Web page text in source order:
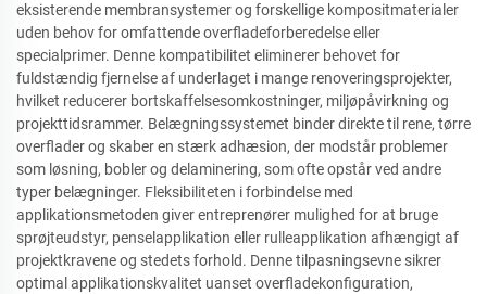
eksisterende membransystemer og forskellige kompositmaterialer
uden behov for omfattende overfladeforberedelse eller
specialprimer. Denne kompatibilitet eliminerer behovet for
fuldstændig fjernelse af underlaget i mange renoveringsprojekter,
hvilket reducerer bortskaffelsesomkostninger, miljøpåvirkning og
projekttidsrammer. Belægningssystemet binder direkte til rene, tørre
overflader og skaber en stærk adhæsion, der modstår problemer
som løsning, bobler og delaminering, som ofte opstår ved andre
typer belægninger. Fleksibiliteten i forbindelse med
applikationsmetoden giver entreprenører mulighed for at bruge
sprøjteudstyr, penselapplikation eller rulleapplikation afhængigt af
projektkravene og stedets forhold. Denne tilpasningsevne sikrer
optimal applikationskvalitet uanset overfladekonfiguration,